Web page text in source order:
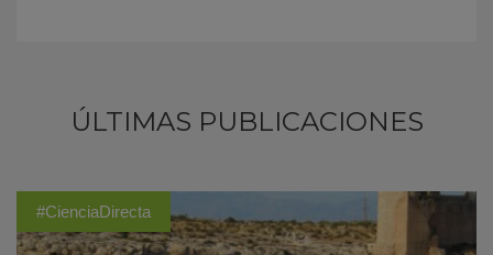
ÚLTIMAS PUBLICACIONES
#CienciaDirecta